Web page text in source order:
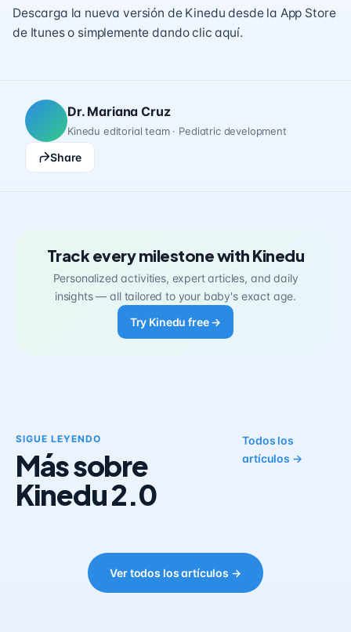
Descarga la nueva versión de Kinedu desde la App Store
de Itunes o simplemente dandoclic aquí.
Dr. Mariana Cruz
Kinedu editorial team · Pediatric development
Share
Track every milestone with Kinedu
Personalized activities, expert articles, and daily
insights — all tailored to your baby's exact age.
Try Kinedu free →
SIGUE LEYENDO
Más sobre
Kinedu 2.0
Todos los
artículos →
Ver todos los artículos →